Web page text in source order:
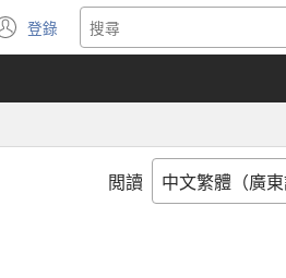
登錄
（開
啟
視
閲讀